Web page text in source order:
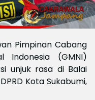
Pimpinan Cabang
Indonesia (GMNI)
unjuk rasa di Balai
Kota Sukabumi,